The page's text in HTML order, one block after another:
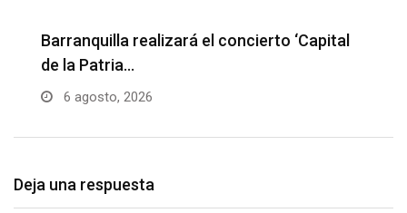
Barranquilla realizará el concierto ‘Capital
de la Patria…
6 agosto, 2026
Deja una respuesta